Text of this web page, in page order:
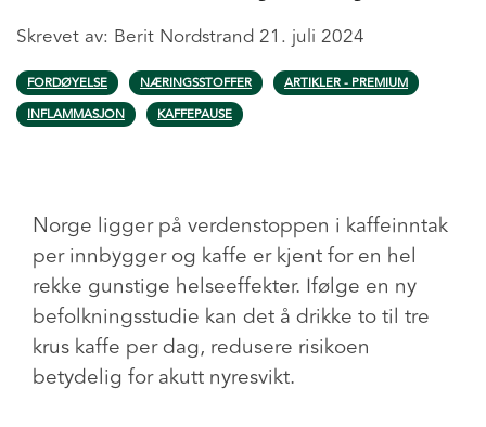
Skrevet av: Berit Nordstrand21. juli 2024
FORDØYELSE NÆRINGSSTOFFER
ARTIKLER - PREMIUM
INFLAMMASJON
KAFFEPAUSE
Norge ligger på verdenstoppen i kaffeinntak
per innbygger og kaffe er kjent for en hel
rekke gunstige helseeffekter. Ifølge en ny
befolkningsstudie kan det å drikke to til tre
krus kaffe per dag, redusere risikoen
betydelig for akutt nyresvikt.